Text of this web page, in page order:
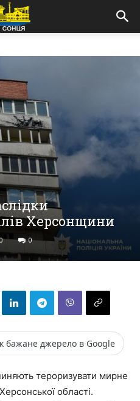
Херсонщини
0
бажане джерело в Google
тероризувати мирне
області.